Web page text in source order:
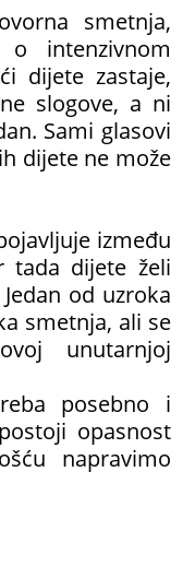
smetnja,
intenzivnom
dijete zastaje,
slogove, a ni
Sami glasovi
dijete ne može
između
tada dijete želi
od uzroka
smetnja, ali se
unutarnjoj
posebno i
opasnost
napravimo